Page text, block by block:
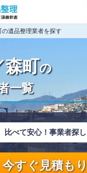
の遺品整理業者を探す
森町の
一覧
比べて安心！事業者探し
今すぐ見積もり